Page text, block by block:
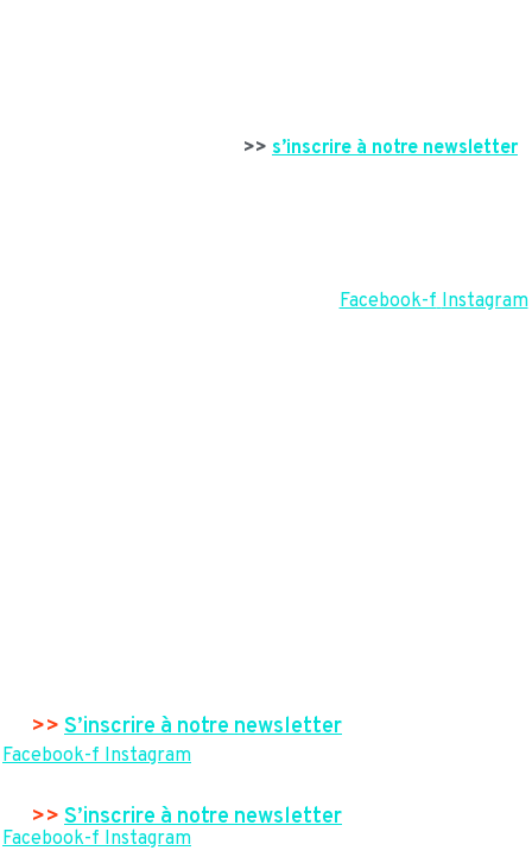
>> s’inscrire à notre newsletter
Facebook-f Instagram
>> S’inscrire à notre newsletter
Facebook-f Instagram
>> S’inscrire à notre newsletter
Facebook-f Instagram